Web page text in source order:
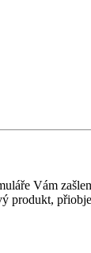
Vám
produkt,